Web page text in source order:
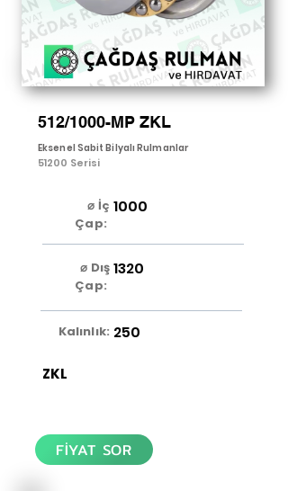
512/1000-MP ZKL
Eksenel Sabit Bilyalı Rulmanlar
51200 Serisi
⌀ İç
Çap:
1000
⌀ Dış
Çap:
1320
Kalınlık: 250
ZKL
FİYAT SOR